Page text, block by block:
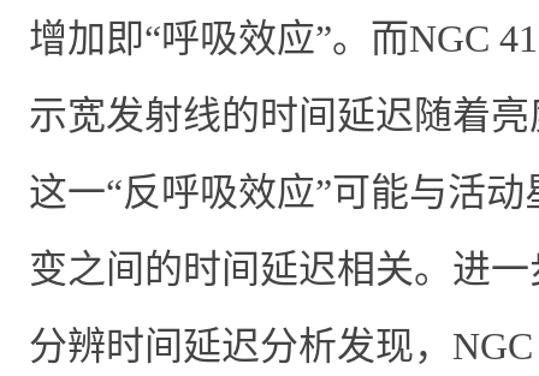
增加即“呼吸效应”。而NGC
示宽发射线的时间延迟随着
这一“反呼吸效应”可能与活
变之间的时间延迟相关。进
分辨时间延迟分析发现，